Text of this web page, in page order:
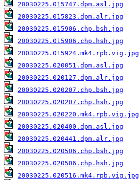
20030225.015747.dpm.asl.jpg
20030225.015823.dpm.alr.jpg
20030225.015906.chp.bsh.jpg
20030225.015906.chp.hsh.jpg
20030225.015924.mk4.rpb.vig.jpg
20030225.020051.dpm.asl.jpg
20030225.020127.dpm.alr.jpg
20030225.020207.chp.bsh.jpg
20030225.020207.chp.hsh.jpg
20030225.020220.mk4.rpb.vig.jpg
20030225.020400.dpm.asl.jpg
20030225.020441.dpm.alr.jpg
20030225.020506.chp.bsh.jpg
20030225.020506.chp.hsh.jpg
20030225.020516.mk4.rpb.vig.jpg